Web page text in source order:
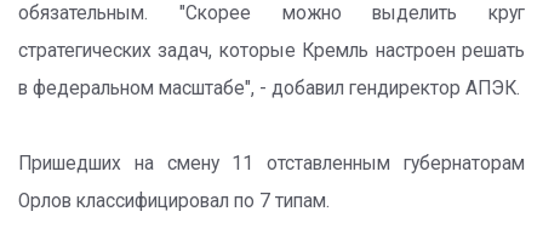
обязательным. "Скорее можно выделить круг
стратегических задач, которые Кремль настроен решать
в федеральном масштабе", - добавил гендиректор АПЭК.
Пришедших на смену 11 отставленным губернаторам
Орлов классифицировал по 7 типам.